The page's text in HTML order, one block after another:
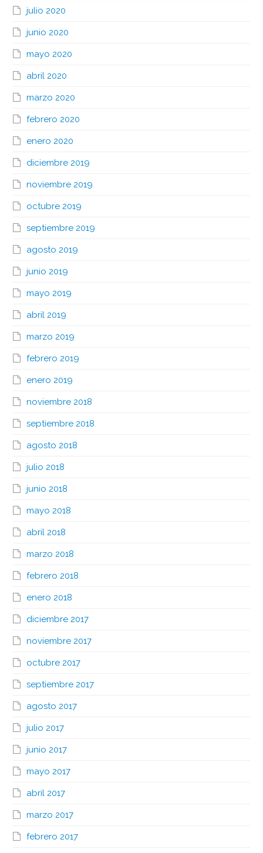
julio 2020
junio 2020
mayo 2020
abril 2020
marzo 2020
febrero 2020
enero 2020
diciembre 2019
noviembre 2019
octubre 2019
septiembre 2019
agosto 2019
junio 2019
mayo 2019
abril 2019
marzo 2019
febrero 2019
enero 2019
noviembre 2018
septiembre 2018
agosto 2018
julio 2018
junio 2018
mayo 2018
abril 2018
marzo 2018
febrero 2018
enero 2018
diciembre 2017
noviembre 2017
octubre 2017
septiembre 2017
agosto 2017
julio 2017
junio 2017
mayo 2017
abril 2017
marzo 2017
febrero 2017